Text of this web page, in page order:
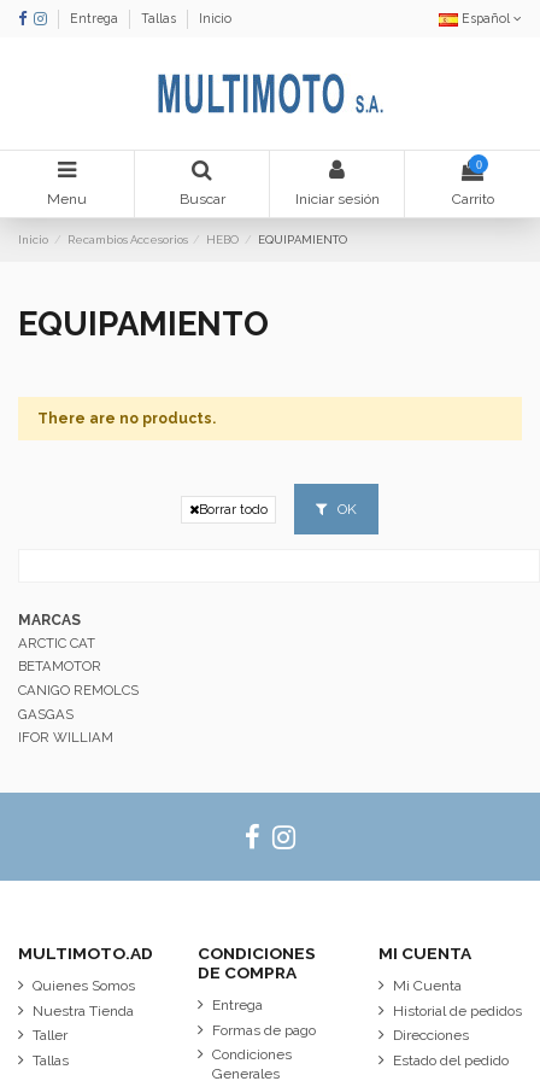
Entrega Tallas Inicio Español
Menu Buscar Iniciar sesión
0
Carrito
Inicio Recambios Accesorios HEBO EQUIPAMIENTO
EQUIPAMIENTO
There are no products.
Borrar todo OK
MARCAS
ARCTIC CAT
BETAMOTOR
CANIGO REMOLCS
GASGAS
IFOR WILLIAM
MULTIMOTO.AD
Quienes Somos
Nuestra Tienda
Taller
Tallas
CONDICIONES
DE COMPRA
Entrega
Formas de pago
Condiciones
Generales
MI CUENTA
Mi Cuenta
Historial de pedidos
Direcciones
Estado del pedido